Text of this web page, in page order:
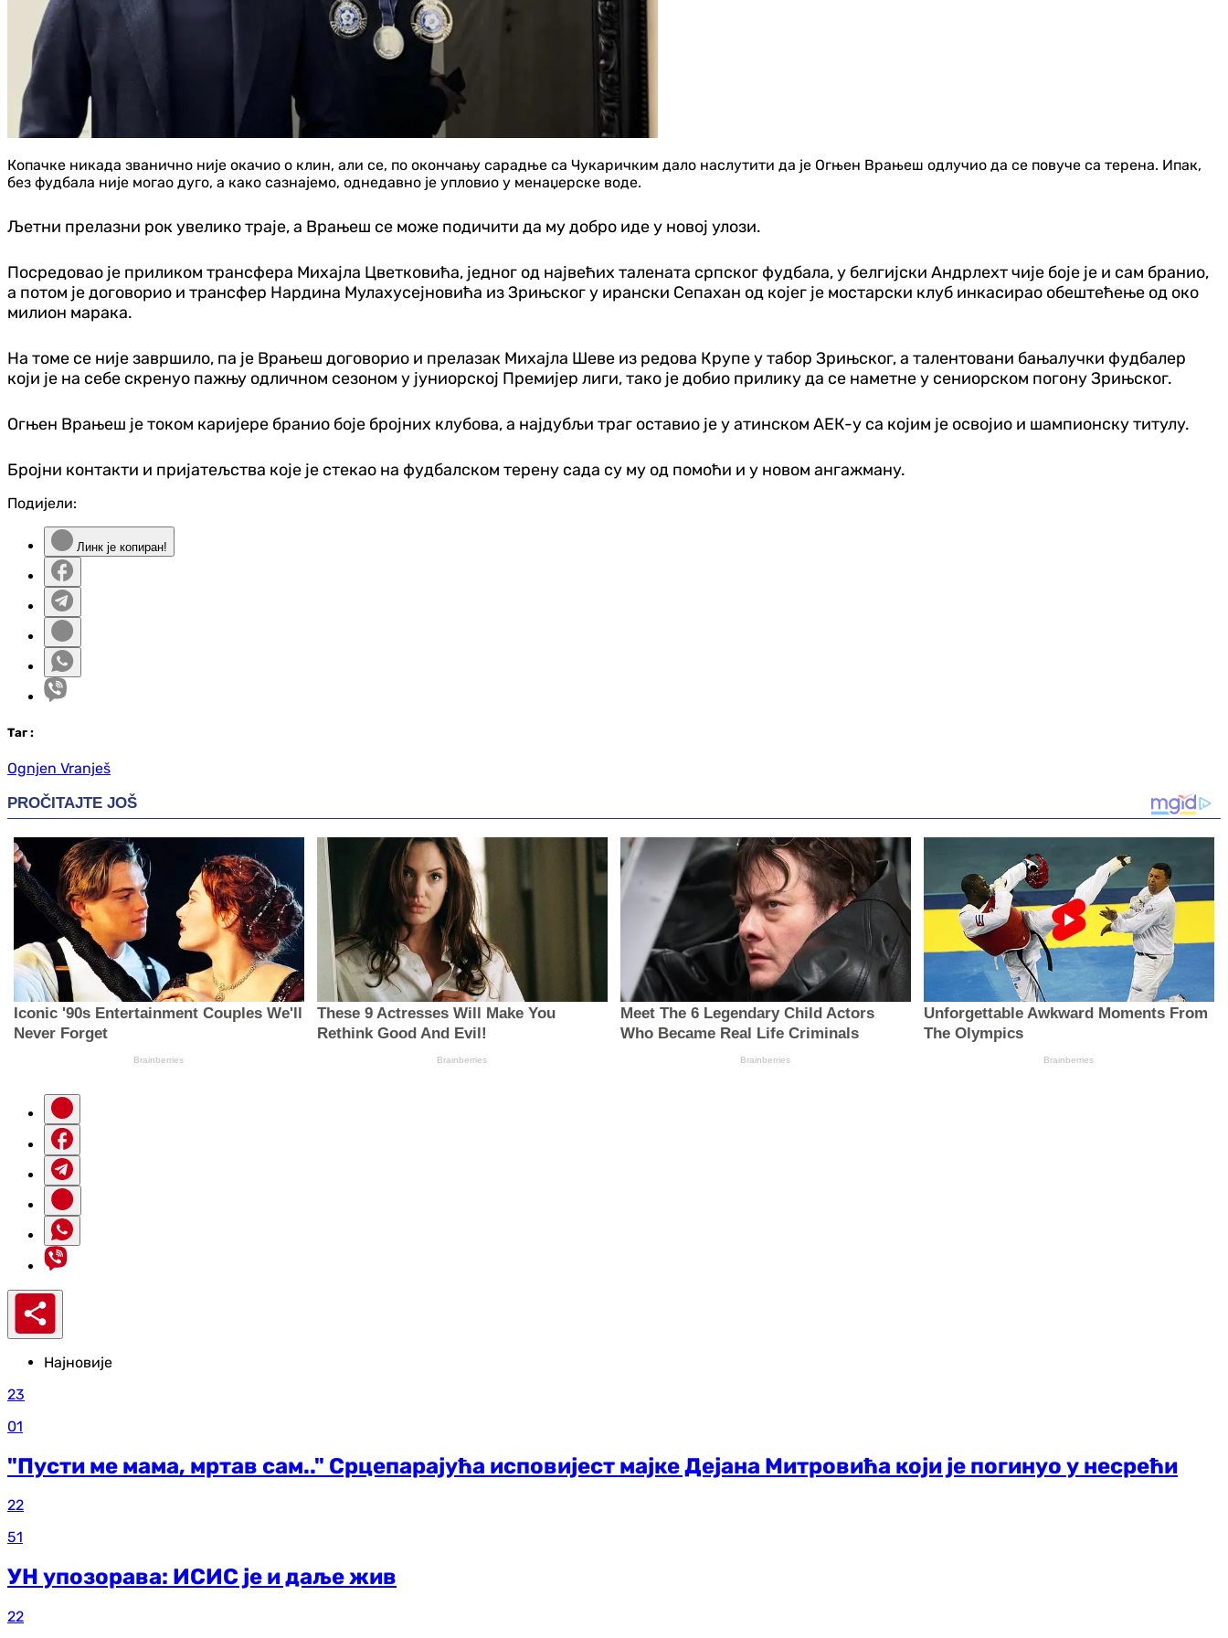
Копачке никада званично није окачио о клин, али се, по окончању сарадње са Чукаричким дало наслутити да је Огњен Врањеш одлучио да се повуче са терена. Ипак,
без фудбала није могао дуго, а како сазнајемо, однедавно је упловио у менаџерске воде.
Љетни прелазни рок увелико траје, а Врањеш се може подичити да му добро иде у новој улози.
Посредовао је приликом трансфера Михајла Цветковића, једног од највећих талената српског фудбала, у белгијски Андрлехт чије боје је и сам бранио,
а потом је договорио и трансфер Нардина Мулахусејновића из Зрињског у ирански Сепахан од којег је мостарски клуб инкасирао обештећење од око
милион марака.
На томе се није завршило, па је Врањеш договорио и прелазак Михајла Шеве из редова Крупе у табор Зрињског, а талентовани бањалучки фудбалер
који је на себе скренуо пажњу одличном сезоном у јуниорској Премијер лиги, тако је добио прилику да се наметне у сениорском погону Зрињског.
Огњен Врањеш је током каријере бранио боје бројних клубова, а најдубљи траг оставио је у атинском АЕК-у са којим је освојио и шампионску титулу.
Бројни контакти и пријатељства које је стекао на фудбалском терену сада су му од помоћи и у новом ангажману.
Подијели:
Линк је копиран!
Таг :
Ognjen Vranješ
Најновије
23
01
"Пусти ме мама, мртав сам.." Срцепарајућа исповијест мајке Дејана Митровића који је погинуо у несрећи
22
51
УН упозорава: ИСИС је и даље жив
22